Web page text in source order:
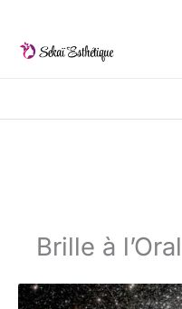
Brille à